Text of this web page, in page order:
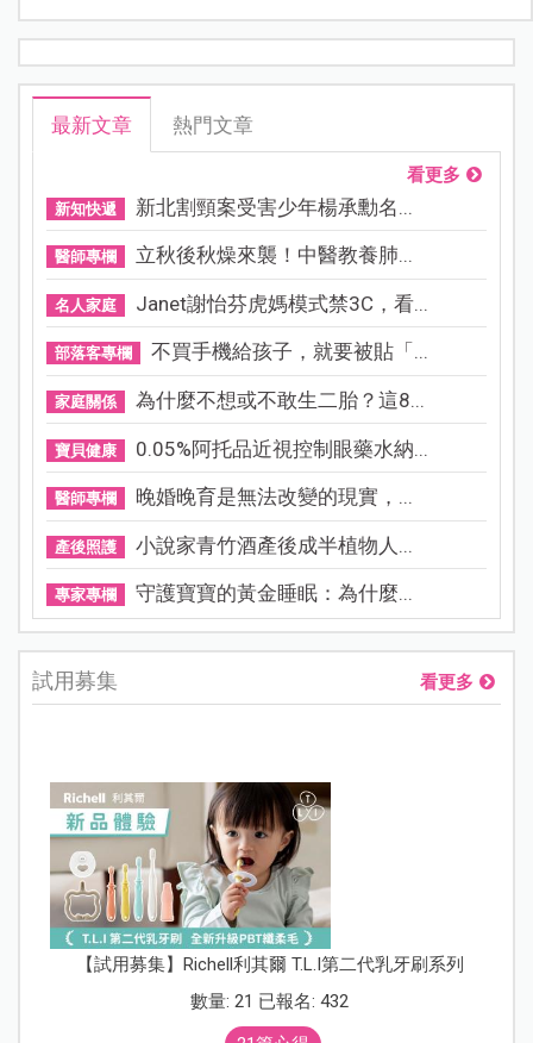
最新文章 熱門文章
看更多
新知快遞 新北割頸案受害少年楊承勳名...
醫師專欄 立秋後秋燥來襲！中醫教養肺...
名人家庭 Janet謝怡芬虎媽模式禁3C，看...
部落客專欄 不買手機給孩子，就要被貼「...
家庭關係 為什麼不想或不敢生二胎？這8...
寶貝健康 0.05%阿托品近視控制眼藥水納...
醫師專欄 晚婚晚育是無法改變的現實，...
產後照護 小說家青竹酒產後成半植物人...
專家專欄 守護寶寶的黃金睡眠：為什麼...
試用募集 看更多
【試用募集】Richell利其爾 T.L.I第二代乳牙刷系列
數量: 21 已報名: 432